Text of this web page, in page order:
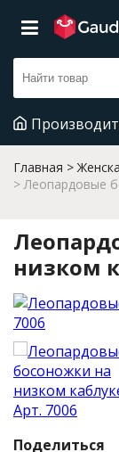
Главная
Леопардовые
низком
Поделиться